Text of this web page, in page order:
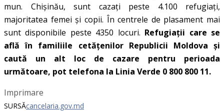
mun. Chișinău, sunt cazați peste 4.100 refugiați,
majoritatea femei și copii. În centrele de plasament mai
sunt disponibile peste 4350 locuri. Refugiații care se
află în familiile cetățenilor Republicii Moldova și
caută un alt loc de cazare pentru perioada
următoare, pot telefona la Linia Verde 0 800 800 11.
Imprimare
SURSĂcancelaria.gov.md